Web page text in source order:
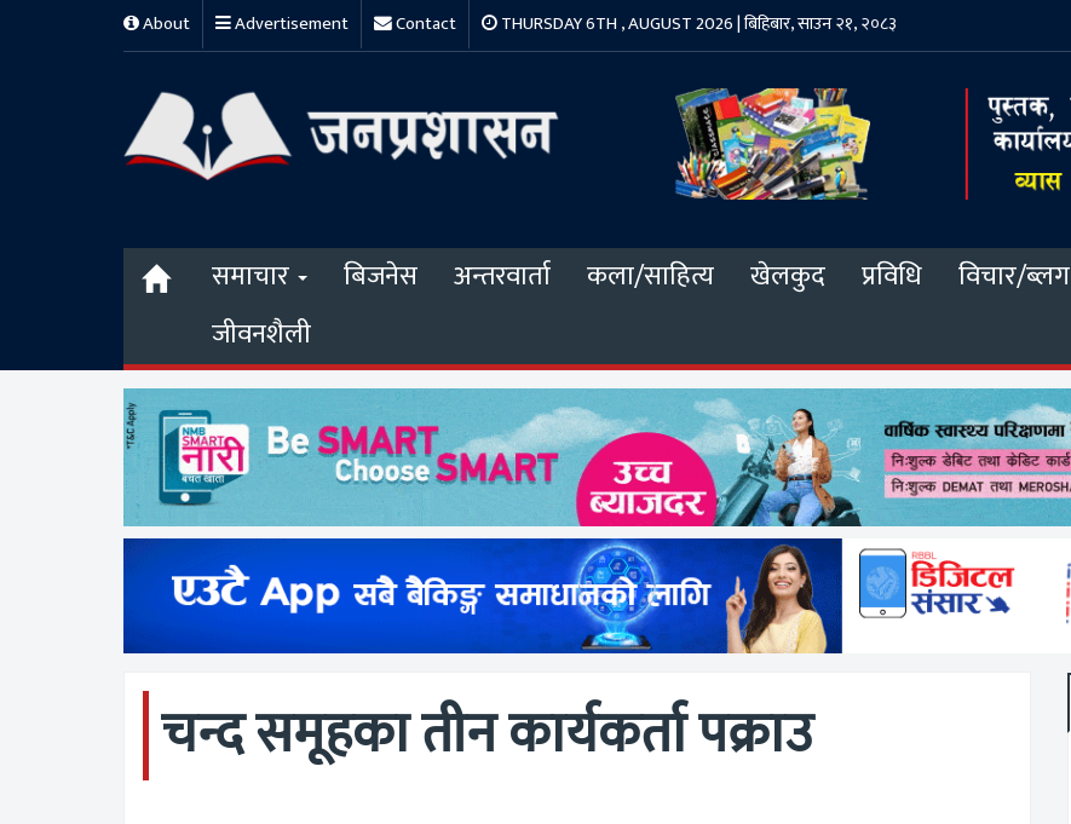
About Advertisement Contact THURSDAY 6TH , AUGUST 2026 | बिहिबार, साउन २१, २०८३
समाचार बिजनेस अन्तरवार्ता कला/साहित्य खेलकुद प्रविधि विचार/ब्लग
जीवनशैली
चन्द समूहका तीन कार्यकर्ता पक्राउ